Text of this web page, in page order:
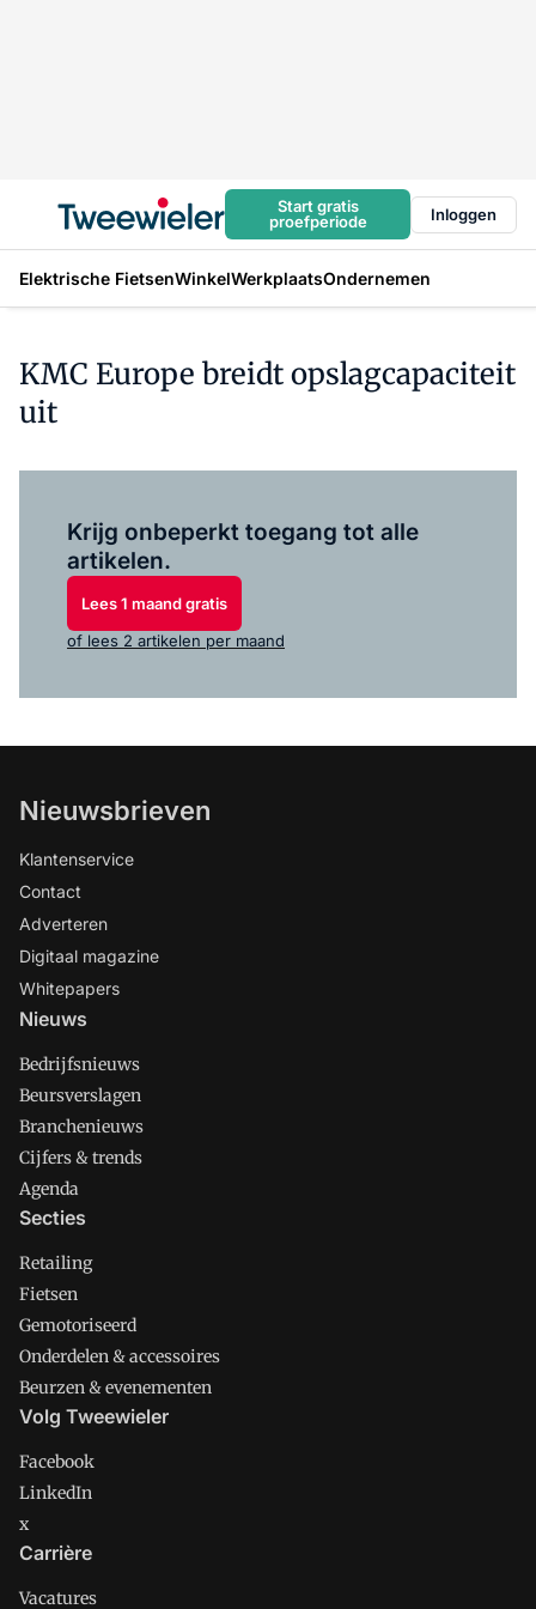
Start gratis
proefperiode
Inloggen
Elektrische FietsenWinkelWerkplaatsOndernemen
KMC Europe breidt opslagcapaciteit
uit
Krijg onbeperkt toegang tot alle
artikelen.
Lees 1 maand gratis
of lees 2 artikelen per maand
Nieuwsbrieven
Klantenservice
Contact
Adverteren
Digitaal magazine
Whitepapers
Nieuws
Bedrijfsnieuws
Beursverslagen
Branchenieuws
Cijfers & trends
Agenda
Secties
Retailing
Fietsen
Gemotoriseerd
Onderdelen & accessoires
Beurzen & evenementen
Volg Tweewieler
Facebook
LinkedIn
x
Carrière
Vacatures